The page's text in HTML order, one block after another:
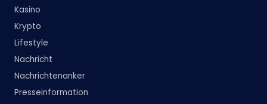
Kasino
Krypto
Lifestyle
Nachricht
Nachrichtenanker
Presseinformation